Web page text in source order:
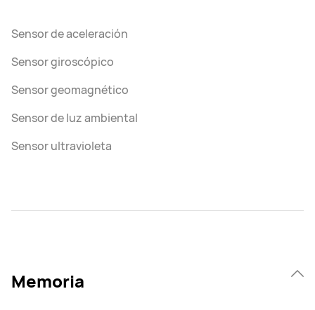
Sensor de aceleración
Sensor giroscópico
Sensor geomagnético
Sensor de luz ambiental
Sensor ultravioleta
Memoria